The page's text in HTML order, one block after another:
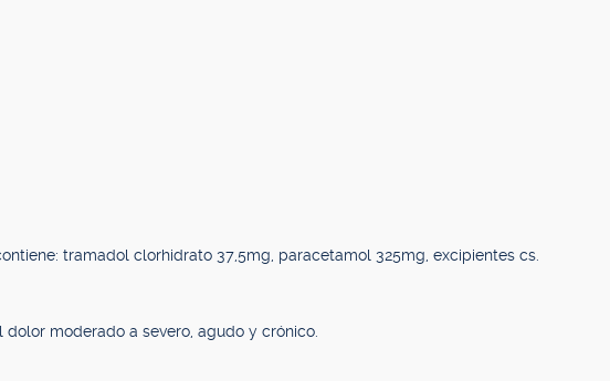
tramadol clorhidrato 37,5mg, paracetamol 325mg, excipientes cs.
moderado a severo, agudo y crónico.